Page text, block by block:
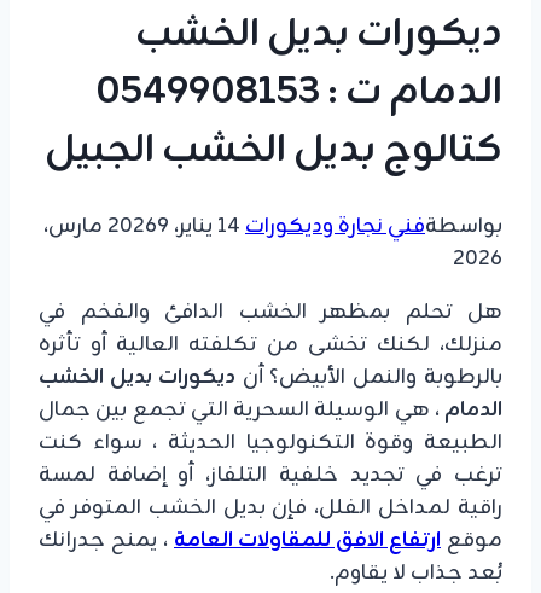
ديكورات بديل الخشب
الدمام ت : 0549908153
كتالوج بديل الخشب الجبيل
بواسطةفني نجارة وديكورات14 يناير، 2026
9 مارس،
2026
هل تحلم بمظهر الخشب الدافئ والفخم في
منزلك، لكنك تخشى من تكلفته العالية أو تأثره
بالرطوبة والنمل الأبيض؟ أن ديكورات بديل الخشب
الدمام ، هي الوسيلة السحرية التي تجمع بين جمال
الطبيعة وقوة التكنولوجيا الحديثة ، سواء كنت
ترغب في تجديد خلفية التلفاز، أو إضافة لمسة
راقية لمداخل الفلل، فإن بديل الخشب المتوفر في
موقع ارتفاع الافق للمقاولات العامة ، يمنح جدرانك
بُعد جذاب لا يقاوم.